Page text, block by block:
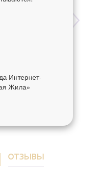
ОТЗЫВЫ
Интернет-
Жила»